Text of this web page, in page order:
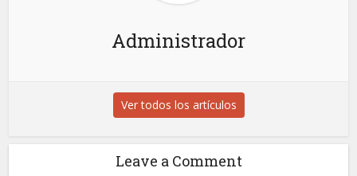
Administrador
Ver todos los artículos
Leave a Comment